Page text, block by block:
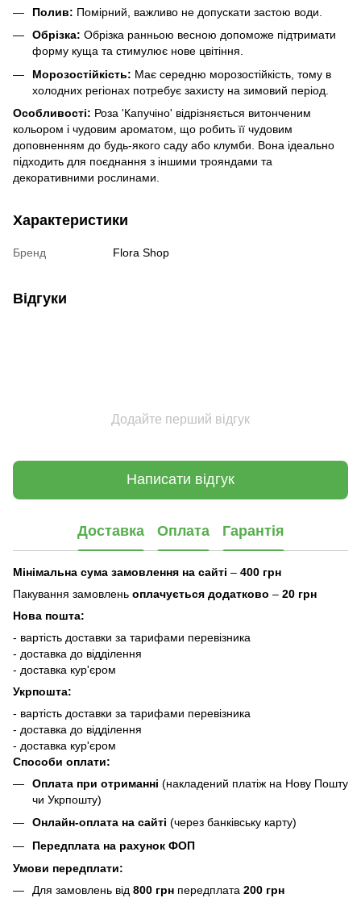
Полив: Помірний, важливо не допускати застою води.
Обрізка: Обрізка ранньою весною допоможе підтримати
форму куща та стимулює нове цвітіння.
Морозостійкість: Має середню морозостійкість, тому в
холодних регіонах потребує захисту на зимовий період.
Особливості: Роза 'Капучіно' відрізняється витонченим
кольором і чудовим ароматом, що робить її чудовим
доповненням до будь-якого саду або клумби. Вона ідеально
підходить для поєднання з іншими трояндами та
декоративними рослинами.
Характеристики
Бренд Flora Shop
Відгуки
Додайте перший відгук
Написати відгук
Доставка Оплата Гарантія
Мінімальна сума замовлення на сайті – 400 грн
Пакування замовлень оплачується додатково – 20 грн
Нова пошта:
- вартість доставки за тарифами перевізника
- доставка до відділення
- доставка кур'єром
Укрпошта:
- вартість доставки за тарифами перевізника
- доставка до відділення
- доставка кур'єром
Способи оплати:
Оплата при отриманні (накладений платіж на Нову Пошту
чи Укрпошту)
Онлайн-оплата на сайті (через банківську карту)
Передплата на рахунок ФОП
Умови передплати:
Для замовлень від 800 грн передплата 200 грн